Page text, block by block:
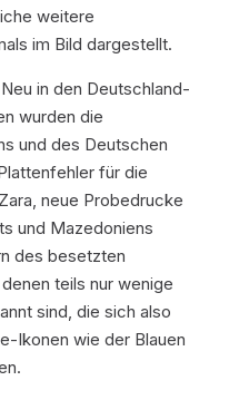
weitere
im Bild dargestellt.
in den Deutschland-
wurden die
und des Deutschen
für die
neue Probedrucke
und Mazedoniens
des besetzten
teils nur wenige
sind, die sich also
Ikonen wie der Blauen